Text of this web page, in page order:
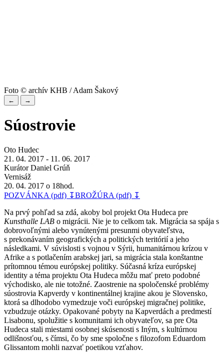
Foto © archív KHB / Adam Šakový
← →
Súostrovie
Oto Hudec
21. 04. 2017 - 11. 06. 2017
Kurátor Daniel Grúň
Vernisáž
20. 04. 2017 o 18hod.
POZVÁNKA (pdf) ↧BROŽÚRA (pdf) ↧
Na prvý pohľad sa zdá, akoby bol projekt Ota Hudeca pre
Kunsthalle LAB o migrácii. Nie je to celkom tak. Migrácia sa spája s
dobrovoľnými alebo vynútenými presunmi obyvateľstva,
s prekonávaním geografických a politických teritórií a jeho
následkami. V súvislosti s vojnou v Sýrii, humanitárnou krízou v
Afrike a s potlačením arabskej jari, sa migrácia stala konštantne
prítomnou témou európskej politiky. Súčasná kríza európskej
identity a téma projektu Ota Hudeca môžu mať preto podobné
východisko, ale nie totožné. Zaostrenie na spoločenské problémy
súostrovia Kapverdy v kontinentálnej krajine akou je Slovensko,
ktorá sa dlhodobo vymedzuje voči európskej migračnej politike,
vzbudzuje otázky. Opakované pobyty na Kapverdách a predmestí
Lisabonu, spolužitie s komunitami ich obyvateľov, sa pre Ota
Hudeca stali miestami osobnej skúsenosti s Iným, s kultúrnou
odlišnosťou, s čímsi, čo by sme spoločne s filozofom Eduardom
Glissantom mohli nazvať poetikou vzťahov.